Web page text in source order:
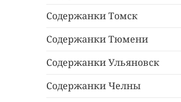
Содержанки Томск
Содержанки Тюмени
Содержанки Ульяновск
Содержанки Челны